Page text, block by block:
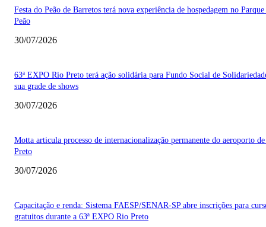
Festa do Peão de Barretos terá nova experiência de hospedagem no
Peão
30/07/2026
63ª EXPO Rio Preto terá ação solidária para Fundo Social de
sua grade de shows
30/07/2026
Motta articula processo de internacionalização permanente do aeroporto
Preto
30/07/2026
Capacitação e renda: Sistema FAESP/SENAR-SP abre inscrições para
gratuitos durante a 63ª EXPO Rio Preto